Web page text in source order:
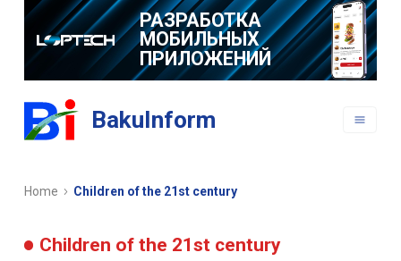
РАЗРАБОТКА
МОБИЛЬНЫХ
ПРИЛОЖЕНИЙ
BakuInform
Home Children of the 21st century
Children of the 21st century